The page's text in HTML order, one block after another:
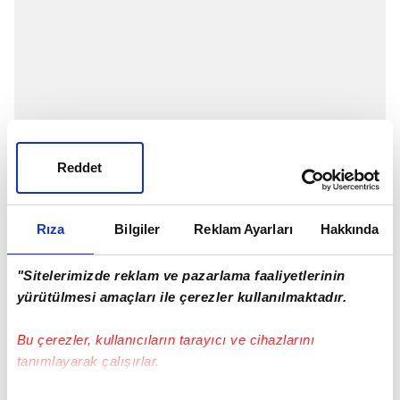
Rıza Bilgiler Reklam Ayarları Hakkında
"Sitelerimizde reklam ve pazarlama faaliyetlerinin
yürütülmesi amaçları ile çerezler kullanılmaktadır.
Bu çerezler, kullanıcıların tarayıcı ve cihazlarını
tanımlayarak çalışırlar.
Reddet